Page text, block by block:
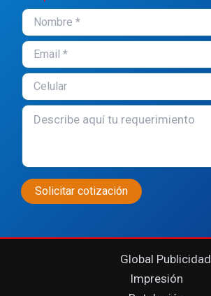
Global Publicidad
Impresión